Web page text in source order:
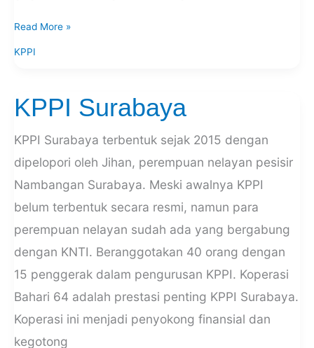
Read More »
KPPI
KPPI Surabaya
KPPI Surabaya terbentuk sejak 2015 dengan
dipelopori oleh Jihan, perempuan nelayan pesisir
Nambangan Surabaya. Meski awalnya KPPI
belum terbentuk secara resmi, namun para
perempuan nelayan sudah ada yang bergabung
dengan KNTI. Beranggotakan 40 orang dengan
15 penggerak dalam pengurusan KPPI. Koperasi
Bahari 64 adalah prestasi penting KPPI Surabaya.
Koperasi ini menjadi penyokong finansial dan
kegotong
KPPI
Surabaya